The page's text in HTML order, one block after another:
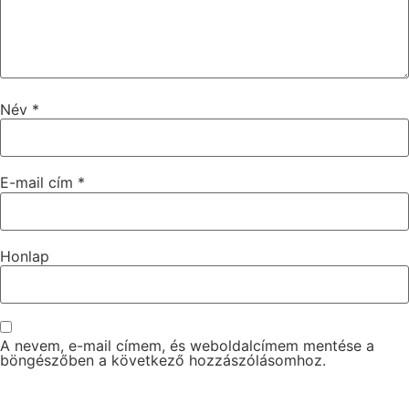
Név *
E-mail cím *
Honlap
A nevem, e-mail címem, és weboldalcímem mentése a
böngészőben a következő hozzászólásomhoz.